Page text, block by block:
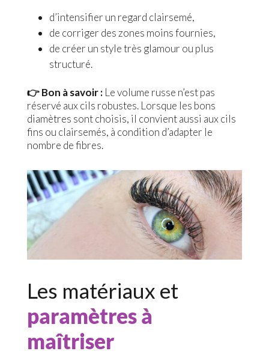
d’intensifier un regard clairsemé,
de corriger des zones moins fournies,
de créer un style très glamour ou plus
structuré.
👉 Bon à savoir :Le volume russe n’est pas
réservé aux cils robustes. Lorsque les bons
diamètres sont choisis, il convient aussi aux cils
fins ou clairsemés, à condition d’adapter le
nombre de fibres.
Les matériaux et
paramètres à
maîtriser